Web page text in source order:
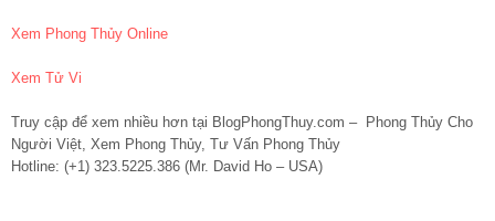
Xem Phong Thủy Online
Xem Tử Vi
Truy cập để xem nhiều hơn tại BlogPhongThuy.com – Phong Thủy Cho
Người Việt, Xem Phong Thủy, Tư Vấn Phong Thủy
Hotline: (+1) 323.5225.386 (Mr. David Ho – USA)